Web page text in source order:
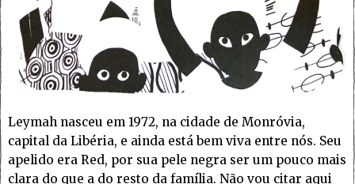
Leymah nasceu em 1972, na cidade de Monróvia,
capital da Libéria, e ainda está bem viva entre nós. Seu
apelido era Red, por sua pele negra ser um pouco mais
clara do que a do resto da família. Não vou citar aqui